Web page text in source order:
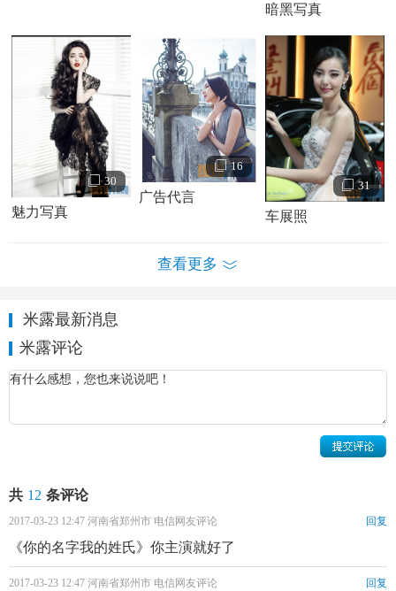
感情经历：
姓氏》中再次合作，在拍摄期间，杨玏被拍到离开了剧组之
人合作多部电视剧并且一直以荧幕情侣的形象示人，大半
夜，杨玏还要来找米露，网友们纷纷猜测两人假戏真做，但
是杨玏经纪人则回应：“两人只是好朋友，一起合作了几部
戏，私下关系不错，不存在恋人关系”。
暗黑写真
30
魅力写真
16
广告代言
31
车展照
查看更多
米露最新消息
米露评论
共 12 条评论
2017-03-23 12:47 河南省郑州市 电信网友评论 回复
《你的名字我的姓氏》你主演就好了
2017-03-23 12:47 河南省郑州市 电信网友评论 回复